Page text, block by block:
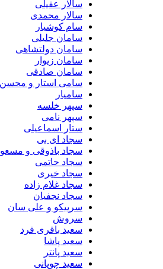
سالار عقیلی
سالار محمدی
سام کوشیار
سامان جلیلی
سامان دولتشاهی
سامان زیوار
سامان صادقی
سامی استار و محسن راد
سامیار
سپهر خلسه
سپهر نامی
ستار اسماعیلی
سجاد ای بی
سجاد باذوقی و مسعود بیات
سجاد حاتمی
سجاد خیری
سجاد غلام زاده
سجاد نجفیان
سرپیکو و علی سان
سروش
سعید باقری فرد
سعید پاشا
سعید پانتر
سعید چوپانی